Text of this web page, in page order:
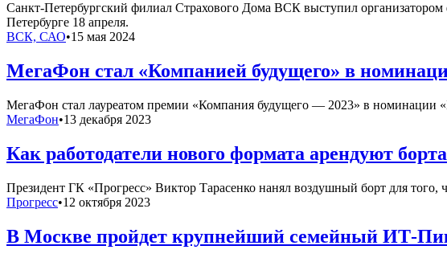
Санкт-Петербургский филиал Страхового Дома ВСК выступил
Петербурге 18 апреля.
ВСК, САО•15 мая 2024
МегаФон стал «Компанией будущего» в
МегаФон стал лауреатом премии «Компания будущего — 2023» в номинации
МегаФон•13 декабря 2023
Как работодатели нового формата арендуют
Президент ГК «Прогресс» Виктор Тарасенко нанял воздушный борт для
Прогресс•12 октября 2023
В Москве пройдет крупнейший семейный ИТ-